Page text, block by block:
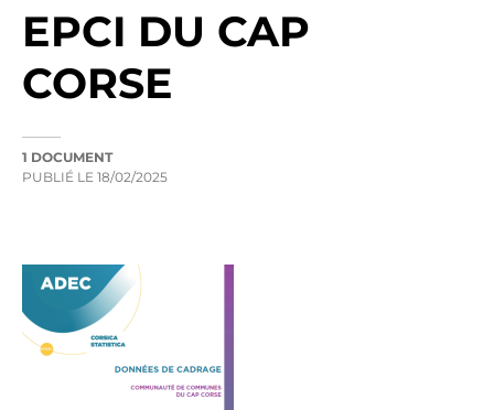
EPCI DU CAP
CORSE
1 DOCUMENT
PUBLIÉ LE 18/02/2025